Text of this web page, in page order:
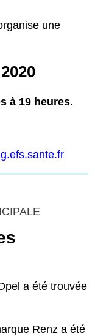
une
à 19 heures.
a été trouvée
Renz a été